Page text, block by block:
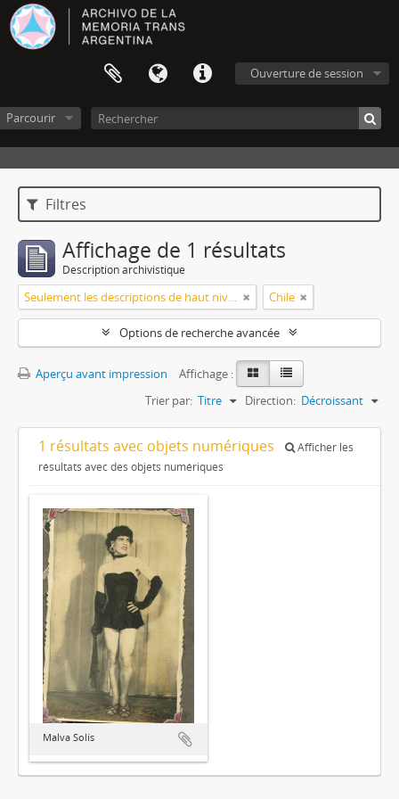
Ouverture de session
Parcourir
Filtres
Affichage de 1 résultats
Description archivistique
Seulement les descriptions de haut niveau Chile
Options de recherche avancée
Aperçu avant impression
Affichage :
Trier par: Titre Direction: Décroissant
1 résultats avec objets numériques
Afficher les
résultats avec des objets numériques
Malva Solís